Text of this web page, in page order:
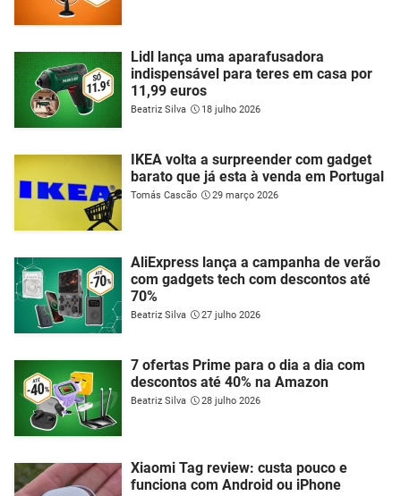
Lidl lança uma aparafusadora
indispensável para teres em casa por
11,99 euros
Beatriz Silva 18 julho 2026
IKEA volta a surpreender com gadget
barato que já esta à venda em Portugal
Tomás Cascão 29 março 2026
AliExpress lança a campanha de verão
com gadgets tech com descontos até
70%
Beatriz Silva 27 julho 2026
7 ofertas Prime para o dia a dia com
descontos até 40% na Amazon
Beatriz Silva 28 julho 2026
Xiaomi Tag review: custa pouco e
funciona com Android ou iPhone